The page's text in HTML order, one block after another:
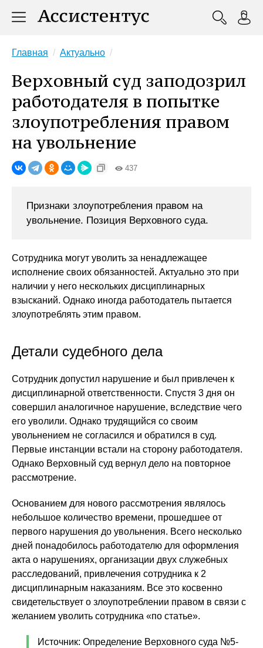
Главная Актуально
Верховный суд заподозрил
работодателя в попытке
злоупотребления правом
на увольнение
437
Признаки злоупотребления правом на
увольнение. Позиция Верховного суда.
Сотрудника могут уволить за ненадлежащее
исполнение своих обязанностей. Актуально это при
наличии у него нескольких дисциплинарных
взысканий. Однако иногда работодатель пытается
злоупотреблять этим правом.
Детали судебного дела
Сотрудник допустил нарушение и был привлечен к
дисциплинарной ответственности. Спустя 3 дня он
совершил аналогичное нарушение, вследствие чего
его уволили. Однако трудящийся со своим
увольнением не согласился и обратился в суд.
Первые инстанции встали на сторону работодателя.
Однако Верховный суд вернул дело на повторное
рассмотрение.
Основанием для нового рассмотрения являлось
небольшое количество времени, прошедшее от
первого нарушения до увольнения. Всего несколько
дней понадобилось работодателю для оформления
акта о нарушениях, организации двух служебных
расследований, привлечения сотрудника к 2
дисциплинарным наказаниям. Все это косвенно
свидетельствует о злоупотреблении правом в связи с
желанием уволить сотрудника «по статье».
Источник: Определение Верховного суда №5-